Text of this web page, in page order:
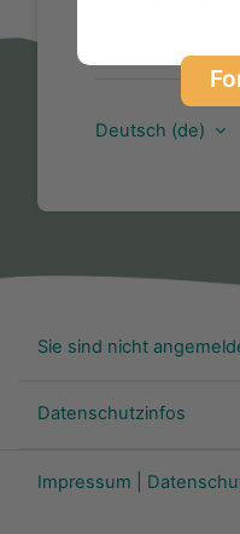
Deutsch ‎(de)‎
Sie sind nicht
Datenschutzinfos
Impressum